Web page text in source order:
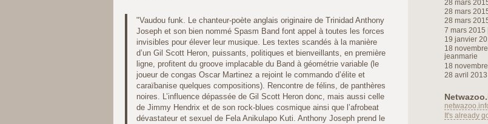
"Vaudou funk. Le chanteur-poète anglais originaire de Trinidad Anthony
Joseph et son bien nommé Spasm Band font appel à toutes les forces
invisibles pour élever leur musique. Les textes scandés à la manière
d’un Gil Scott Heron, puissants, politiques et bienveillants, en première
ligne, profitent du groove implacable du Band à géométrie variable (le
joueur de congas Oscar Martinez a rejoint le commando d’élite et
caraïbanise quelques compositions). Rencontre de félins, de panthères
noires. L’influence dépassée de Gil Scott Heron donc, mais aussi celle
de Jimmy Hendrix et de son rock-blues cosmique ainsi que l’afrobeat
dévastateur et sexuel de Fela Anikulapo Kuti. Anthony Joseph prend le
28 mars
28 mars
28 mars
7 mars 2015 |
19 janvier
18
jeanmarie
18
28 avril 2013
It's already